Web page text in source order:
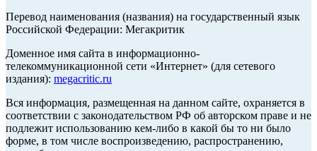
Перевод наименования (названия) на государственный язык
Российской Федерации: Мегакритик
Доменное имя сайта в информационно-
телекоммуникационной сети «Интернет» (для сетевого
издания): megacritic.ru
Вся информация, размещенная на данном сайте, охраняется в
соответствии с законодательством РФ об авторском праве и не
подлежит использованию кем-либо в какой бы то ни было
форме, в том числе воспроизведению, распространению,